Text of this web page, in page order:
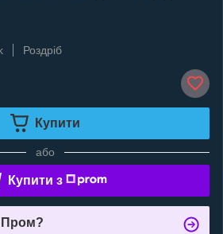
Роздріб
Купити
або
Купити з
Пром?